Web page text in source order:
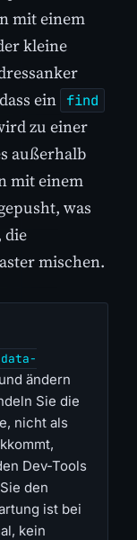
mit einem
kleine
ein find
zu einer
außerhalb
mit einem
was
die
mischen.
data-
ändern
Sie die
nicht als
Dev-Tools
den
ist bei
kein